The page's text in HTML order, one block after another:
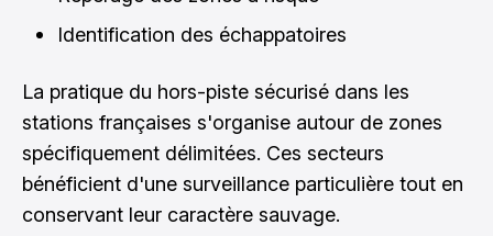
Identification des échappatoires
La pratique du hors-piste sécurisé dans les
stations françaises s'organise autour de zones
spécifiquement délimitées. Ces secteurs
bénéficient d'une surveillance particulière tout en
conservant leur caractère sauvage.